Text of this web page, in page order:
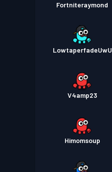
Fortniteraymond
LowtaperfadeUwU
V4amp23
Himomsoup